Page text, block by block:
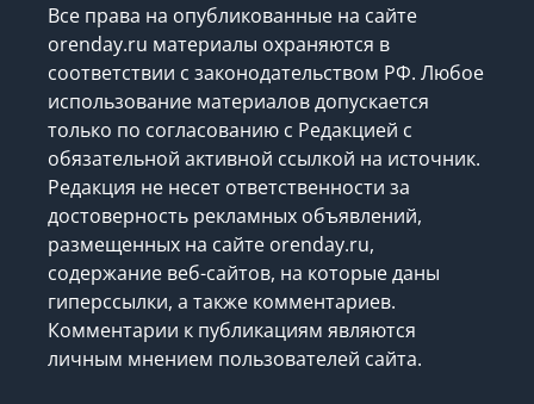
Все права на опубликованные на сайте
orenday.ru материалы охраняются в
соответствии с законодательством РФ. Любое
использование материалов допускается
только по согласованию с Редакцией с
обязательной активной ссылкой на источник.
Редакция не несет ответственности за
достоверность рекламных объявлений,
размещенных на сайте orenday.ru,
содержание веб-сайтов, на которые даны
гиперссылки, а также комментариев.
Комментарии к публикациям являются
личным мнением пользователей сайта.